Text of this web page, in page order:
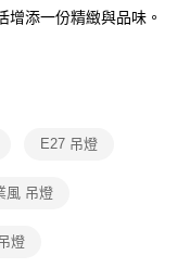
付方式。 讓您購物簡單
轉至「AFTEE先享後付」
連結，可透過四大超商／
您需要取消訂單，請聯絡
增添一份精緻與品味。
E27 吊燈
風 吊燈
燈